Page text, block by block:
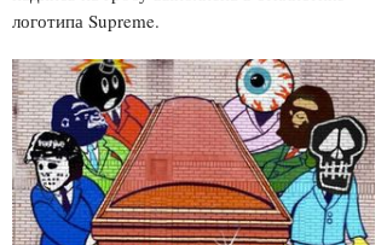
логотипа Supreme.